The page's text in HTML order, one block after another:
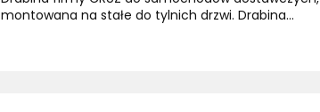
montowana na stałe do tylnich drzwi. Drabina...